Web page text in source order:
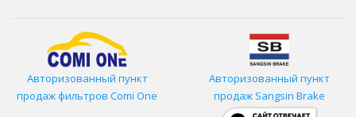
Авторизованный пункт
продаж фильтров Comi One
Авторизованный пункт
продаж Sangsin Brake